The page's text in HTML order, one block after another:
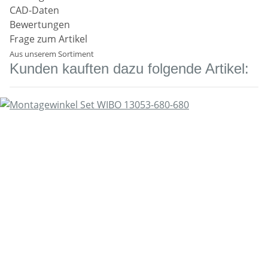
CAD-Daten
Bewertungen
Frage zum Artikel
Aus unserem Sortiment
Kunden kauften dazu folgende Artikel: